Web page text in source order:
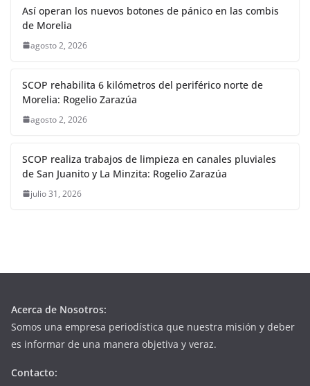
Así operan los nuevos botones de pánico en las combis
de Morelia
agosto 2, 2026
SCOP rehabilita 6 kilómetros del periférico norte de
Morelia: Rogelio Zarazúa
agosto 2, 2026
SCOP realiza trabajos de limpieza en canales pluviales
de San Juanito y La Minzita: Rogelio Zarazúa
julio 31, 2026
Acerca de Nosotros:
Somos una empresa periodística que nuestra misión y deber
es informar de una manera objetiva y veraz.
Contacto: